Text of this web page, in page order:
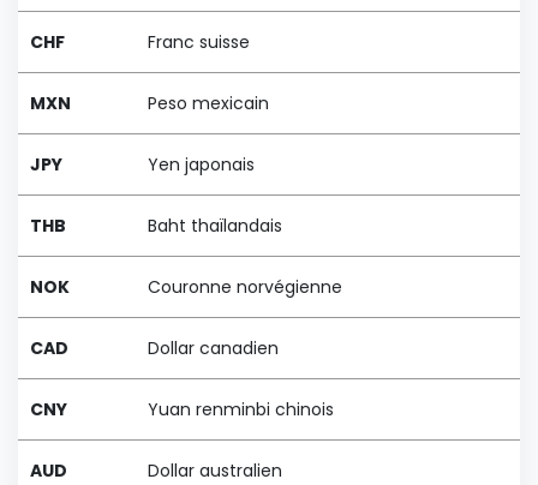
CHF Franc suisse
MXN Peso mexicain
JPY Yen japonais
THB Baht thaïlandais
NOK Couronne norvégienne
CAD Dollar canadien
CNY Yuan renminbi chinois
AUD Dollar australien